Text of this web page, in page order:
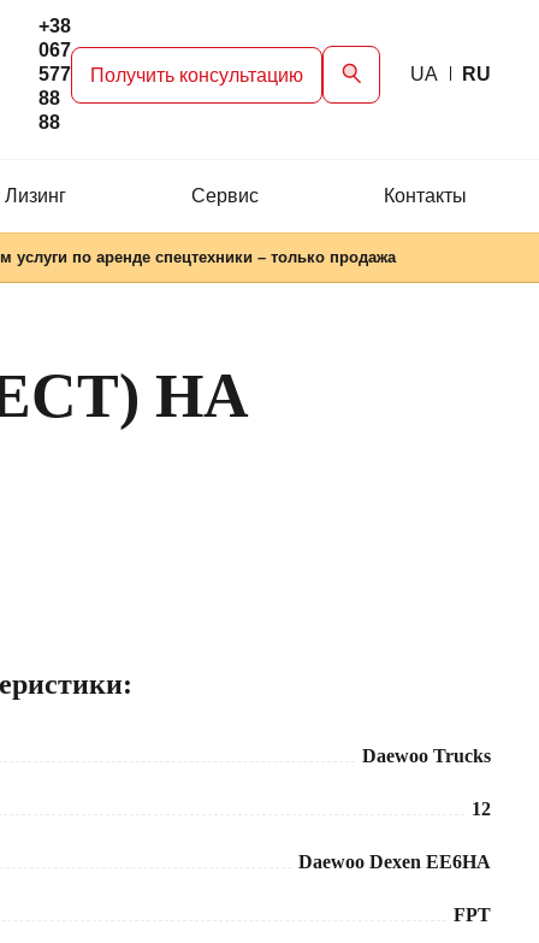
+38
067
577
88
88
Получить консультацию UA RU
Сервис Контакты
услуги по аренде спецтехники – только продажа
НА
Daewoo Trucks
12
Daewoo Dexen EE6HA
FPT